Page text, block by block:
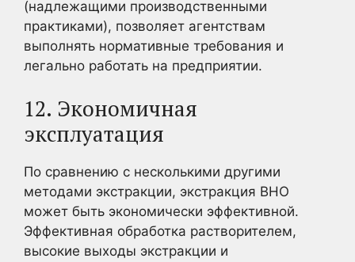
(надлежащими производственными
практиками), позволяет агентствам
выполнять нормативные требования и
легально работать на предприятии.
12. Экономичная
эксплуатация
По сравнению с несколькими другими
методами экстракции, экстракция BHO
может быть экономически эффективной.
Эффективная обработка растворителем,
высокие выходы экстракции и